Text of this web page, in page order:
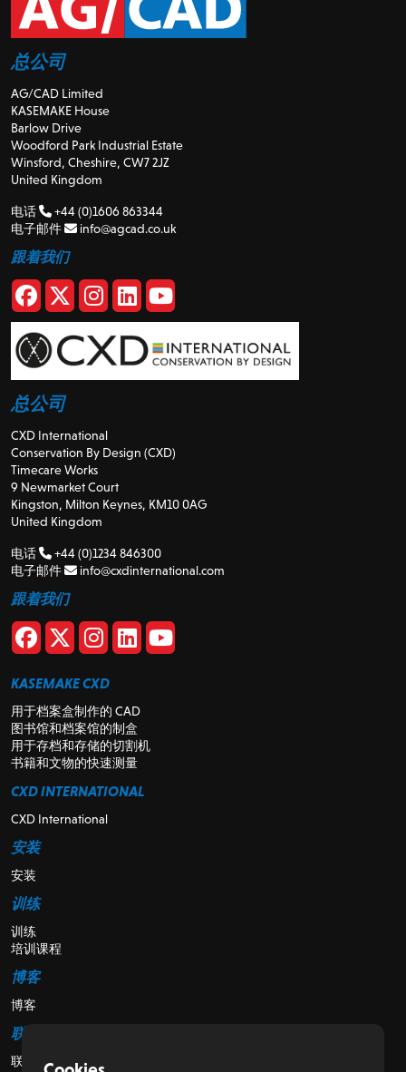
总公司
AG/CAD Limited
KASEMAKE House
Barlow Drive
Woodford Park Industrial Estate
Winsford, Cheshire, CW7 2JZ
United Kingdom
电话
+44 (0)1606 863344
电子邮件
info@agcad.co.uk
跟着我们
总公司
CXD International
Conservation By Design (CXD)
Timecare Works
9 Newmarket Court
Kingston, Milton Keynes, KM10 0AG
United Kingdom
电话
+44 (0)1234 846300
电子邮件
info@cxdinternational.com
跟着我们
KASEMAKE CXD
用于档案盒制作的 CAD
图书馆和档案馆的制盒
用于存档和存储的切割机
书籍和文物的快速测量
CXD INTERNATIONAL
CXD International
安装
安装
训练
训练
培训课程
博客
博客
联系我们
联系我们